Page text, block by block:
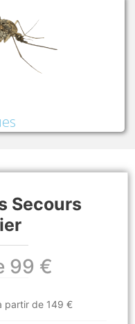
Secours
99 €
partir de 149 €